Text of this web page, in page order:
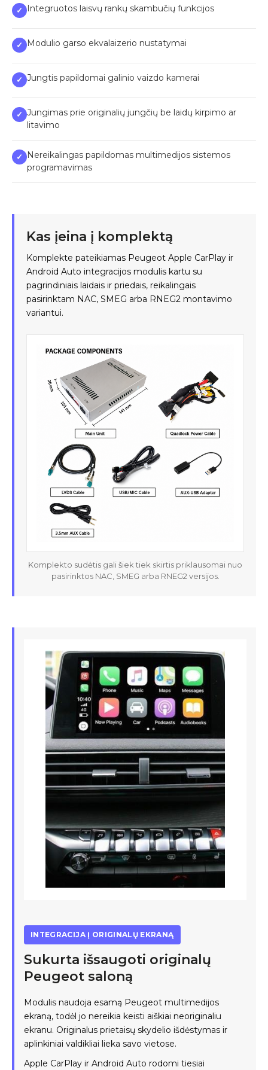
✓ Integruotos laisvų rankų skambučių funkcijos
✓ Modulio garso ekvalaizerio nustatymai
✓ Jungtis papildomai galinio vaizdo kamerai
✓ Jungimas prie originalių jungčių be laidų kirpimo ar
litavimo
✓
Nereikalingas papildomas multimedijos sistemos
programavimas
Kas įeina į komplektą
Komplekte pateikiamas Peugeot Apple CarPlay ir
Android Auto integracijos modulis kartu su
pagrindiniais laidais ir priedais, reikalingais
pasirinktam NAC, SMEG arba RNEG2 montavimo
variantui.
Komplekto sudėtis gali šiek tiek skirtis priklausomai nuo
pasirinktos NAC, SMEG arba RNEG2 versijos.
INTEGRACIJA Į ORIGINALŲ EKRANĄ
Sukurta išsaugoti originalų
Peugeot saloną
Modulis naudoja esamą Peugeot multimedijos
ekraną, todėl jo nereikia keisti aiškiai neoriginaliu
ekranu. Originalus prietaisų skydelio išdėstymas ir
aplinkiniai valdikliai lieka savo vietose.
Apple CarPlay ir Android Auto rodomi tiesiai